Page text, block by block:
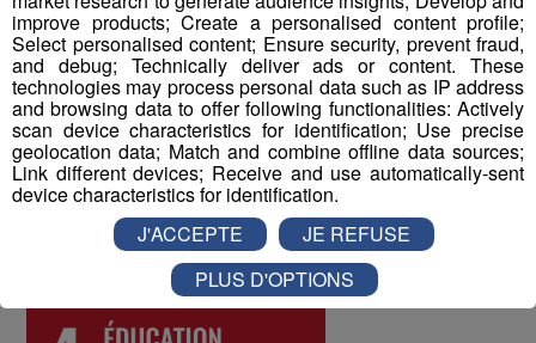
Enfin, un questionnaire bien-être envoyé chaque année
à tous les collaborateurs permet d'identifier les
difficultés qui pourraient être rencontrées par les
différents salariés, et d'y remédier. Au mois de juin 2022,
les collaborateurs ont donné une note globale de 8 sur
10 à la qualité de vie au travail au sein du Groupe Mont
Blanc Médias.
ODD numéro 4 : Education de qualité
improve products; Create a personalised content profile;
Select personalised content; Ensure security, prevent fraud,
and debug; Technically deliver ads or content. These
technologies may process personal data such as IP address
and browsing data to offer following functionalities: Actively
scan device characteristics for identification; Use precise
geolocation data; Match and combine offline data sources;
Link different devices; Receive and use automatically-sent
device characteristics for identification.
J'ACCEPTE
JE REFUSE
PLUS D'OPTIONS